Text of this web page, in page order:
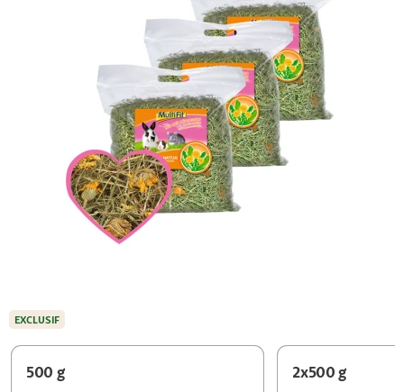
500 g
2x500 g
EXCLUSIF